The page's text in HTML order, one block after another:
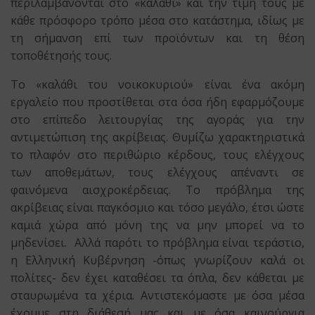
κάθε πρόσφορο τρόπο μέσα στο κατάστημα, ιδίως με
τη σήμανση επί των προϊόντων και τη θέση
τοποθέτησής τους.
Το «καλάθι του νοικοκυριού» είναι ένα ακόμη
εργαλείο που προστίθεται στα όσα ήδη εφαρμόζουμε
στο επίπεδο λειτουργίας της αγοράς για την
αντιμετώπιση της ακρίβειας. Θυμίζω χαρακτηριστικά
το πλαφόν στο περιθώριο κέρδους, τους ελέγχους
των αποθεμάτων, τους ελέγχους απέναντι σε
φαινόμενα αισχροκέρδειας. Το πρόβλημα της
ακρίβειας είναι παγκόσμιο και τόσο μεγάλο, έτσι ώστε
καμιά χώρα από μόνη της να μην μπορεί να το
μηδενίσει. Αλλά παρότι το πρόβλημα είναι τεράστιο,
η Ελληνική Κυβέρνηση -όπως γνωρίζουν καλά οι
πολίτες- δεν έχει καταθέσει τα όπλα, δεν κάθεται με
σταυρωμένα τα χέρια. Αντιστεκόμαστε με όσα μέσα